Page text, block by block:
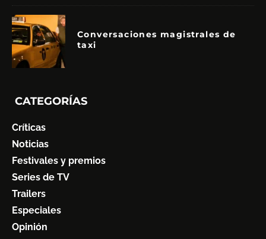
Conversaciones magistrales de
taxi
CATEGORÍAS
Críticas
Noticias
Festivales y premios
Series de TV
Trailers
Especiales
Opinión